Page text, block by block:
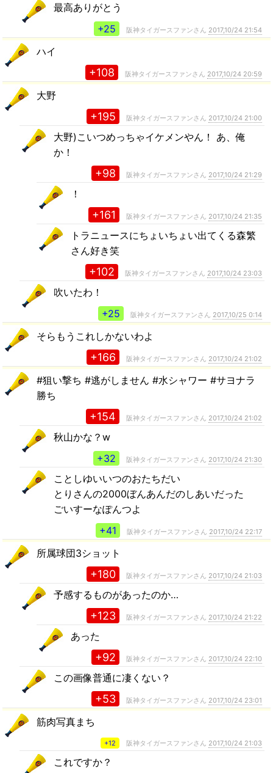
最高ありがとう
+25
阪神タイガースファンさん 2017,10/24 21:54
ハイ
+108 阪神タイガースファンさん 2017,10/24 20:59
大野
+195 阪神タイガースファンさん 2017,10/24 21:00
大野)こいつめっちゃイケメンやん！ あ、俺
か！
+98 阪神タイガースファンさん 2017,10/24 21:29
！
+161 阪神タイガースファンさん 2017,10/24 21:35
トラニュースにちょいちょい出てくる森繁
さん好き笑
+102 阪神タイガースファンさん 2017,10/24 23:03
吹いたわ！
+25
阪神タイガースファンさん 2017,10/25 0:14
そらもうこれしかないわよ
+166 阪神タイガースファンさん 2017,10/24 21:02
#狙い撃ち #逃がしません #水シャワー #サヨナラ
勝ち
+154 阪神タイガースファンさん 2017,10/24 21:02
秋山かな？w
+32
阪神タイガースファンさん 2017,10/24 21:30
ことしゆいいつのおたちだい
とりさんの2000ぼんあんだのしあいだった
ごいすーなぽんつよ
+41
阪神タイガースファンさん 2017,10/24 22:17
所属球団3ショット
+180 阪神タイガースファンさん 2017,10/24 21:03
予感するものがあったのか…
+123 阪神タイガースファンさん 2017,10/24 21:22
あった
+92 阪神タイガースファンさん 2017,10/24 22:10
この画像普通に凄くない？
+53 阪神タイガースファンさん 2017,10/24 23:01
筋肉写真まち
+12 阪神タイガースファンさん 2017,10/24 21:03
これですか？